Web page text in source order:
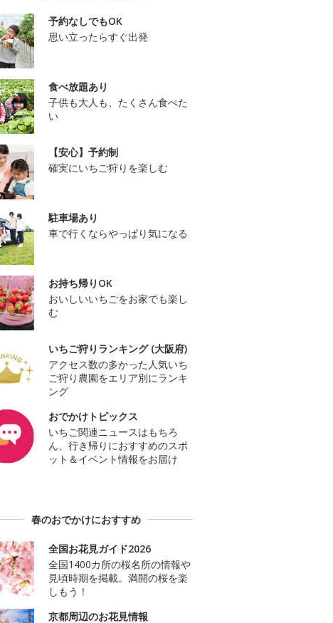
予約なしでもOK
思い立ったらすぐ出発
食べ放題あり
子供も大人も、たくさん食べた
い
【安心】予約制
確実にいちご狩りを楽しむ
駐車場あり
車で行くならやっぱり気になる
お持ち帰りOK
おいしいいちごをお家でも楽し
む
いちご狩りランキング (大阪府)
アクセス数の多かった人気いち
ご狩り農園をエリア別にランキ
ング
おでかけトピックス
いちご関連ニュースはもちろ
ん、行き帰りにおすすめのスポ
ット＆イベント情報をお届け
春のおでかけにおすすめ
全国お花見ガイド2026
全国1400カ所の桜名所の情報や
見頃時期を掲載。満開の桜を楽
しもう！
京都周辺のお花見情報